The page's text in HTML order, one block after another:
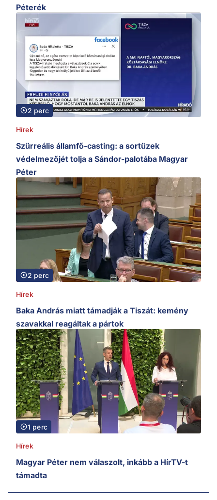
Péterék
2 perc
Hírek
Szürreális államfő-casting: a sortüzek
védelmezőjét tolja a Sándor-palotába Magyar
Péter
2 perc
Hírek
Baka András miatt támadják a Tiszát: kemény
szavakkal reagáltak a pártok
1 perc
Hírek
Magyar Péter nem válaszolt, inkább a HírTV-t
támadta